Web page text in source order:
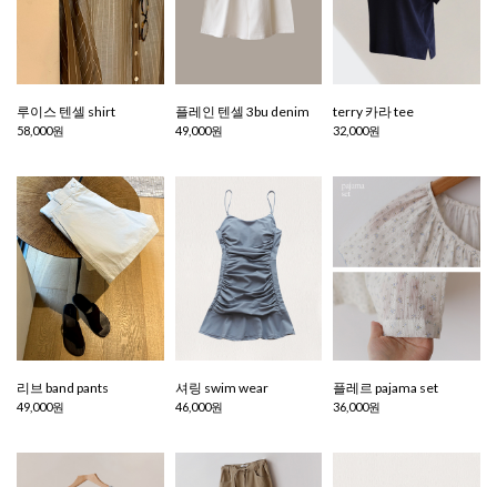
루이스 텐셀 shirt
58,000원
플레인 텐셀 3bu denim
49,000원
terry 카라 tee
32,000원
리브 band pants
49,000원
셔링 swim wear
46,000원
플레르 pajama set
36,000원